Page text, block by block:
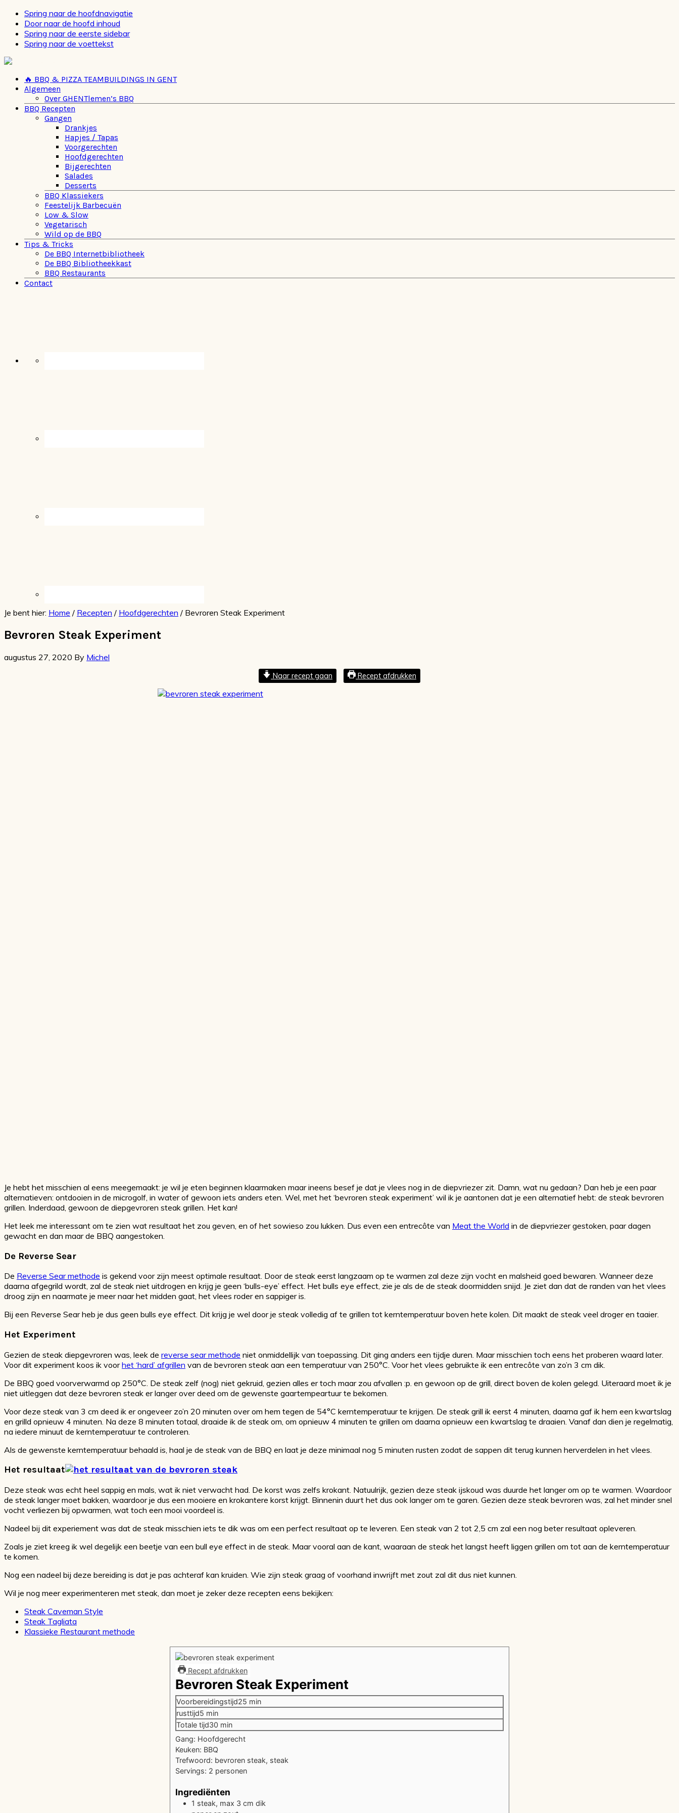
Spring naar de hoofdnavigatie
Door naar de hoofd inhoud
Spring naar de eerste sidebar
Spring naar de voettekst
🔥 BBQ & PIZZA TEAMBUILDINGS IN GENT
Algemeen
Over GHENTlemen’s BBQ
BBQ Recepten
Gangen
Drankjes
Hapjes / Tapas
Voorgerechten
Hoofdgerechten
Bijgerechten
Salades
Desserts
BBQ Klassiekers
Feestelijk Barbecuën
Low & Slow
Vegetarisch
Wild op de BBQ
Tips & Tricks
De BBQ Internetbibliotheek
De BBQ Bibliotheekkast
BBQ Restaurants
Contact
Je bent hier: Home / Recepten / Hoofdgerechten / Bevroren Steak Experiment
Bevroren Steak Experiment
augustus 27, 2020 By Michel
Naar recept gaan Recept afdrukken
Je hebt het misschien al eens meegemaakt: je wil je eten beginnen klaarmaken maar ineens besef je dat je vlees nog in de diepvriezer zit. Damn, wat nu gedaan? Dan heb je een paar
alternatieven: ontdooien in de microgolf, in water of gewoon iets anders eten. Wel, met het ‘bevroren steak experiment’ wil ik je aantonen dat je een alternatief hebt: de steak bevroren
grillen. Inderdaad, gewoon de diepgevroren steak grillen. Het kan!
Het leek me interessant om te zien wat resultaat het zou geven, en of het sowieso zou lukken. Dus even een entrecôte van Meat the World in de diepvriezer gestoken, paar dagen
gewacht en dan maar de BBQ aangestoken.
De Reverse Sear
De Reverse Sear methode is gekend voor zijn meest optimale resultaat. Door de steak eerst langzaam op te warmen zal deze zijn vocht en malsheid goed bewaren. Wanneer deze
daarna afgegrild wordt, zal de steak niet uitdrogen en krijg je geen ‘bulls-eye’ effect. Het bulls eye effect, zie je als de de steak doormidden snijd. Je ziet dan dat de randen van het vlees
droog zijn en naarmate je meer naar het midden gaat, het vlees roder en sappiger is.
Bij een Reverse Sear heb je dus geen bulls eye effect. Dit krijg je wel door je steak volledig af te grillen tot kerntemperatuur boven hete kolen. Dit maakt de steak veel droger en taaier.
Het Experiment
Gezien de steak diepgevroren was, leek de reverse sear methode niet onmiddellijk van toepassing. Dit ging anders een tijdje duren. Maar misschien toch eens het proberen waard later.
Voor dit experiment koos ik voorhet ‘hard’ afgrillen van de bevroren steak aan een temperatuur van 250°C. Voor het vlees gebruikte ik een entrecôte van zo’n 3 cm dik.
De BBQ goed voorverwarmd op 250°C. De steak zelf (nog) niet gekruid, gezien alles er toch maar zou afvallen :p. en gewoon op de grill, direct boven de kolen gelegd. Uiteraard moet ik je
niet uitleggen dat deze bevroren steak er langer over deed om de gewenste gaartempeartuur te bekomen.
Voor deze steak van 3 cm deed ik er ongeveer zo’n 20 minuten over om hem tegen de 54°C kerntemperatuur te krijgen. De steak grill ik eerst 4 minuten, daarna gaf ik hem een kwartslag
en grilld opnieuw 4 minuten. Na deze 8 minuten totaal, draaide ik de steak om, om opnieuw 4 minuten te grillen om daarna opnieuw een kwartslag te draaien. Vanaf dan dien je regelmatig,
na iedere minuut de kerntemperatuur te controleren.
Als de gewenste kerntemperatuur behaald is, haal je de steak van de BBQ en laat je deze minimaal nog 5 minuten rusten zodat de sappen dit terug kunnen herverdelen in het vlees.
Het resultaat
Deze steak was echt heel sappig en mals, wat ik niet verwacht had. De korst was zelfs krokant. Natuulrijk, gezien deze steak ijskoud was duurde het langer om op te warmen. Waardoor
de steak langer moet bakken, waardoor je dus een mooiere en krokantere korst krijgt. Binnenin duurt het dus ook langer om te garen. Gezien deze steak bevroren was, zal het minder snel
vocht verliezen bij opwarmen, wat toch een mooi voordeel is.
Nadeel bij dit experiement was dat de steak misschien iets te dik was om een perfect resultaat op te leveren. Een steak van 2 tot 2,5 cm zal een nog beter resultaat opleveren.
Zoals je ziet kreeg ik wel degelijk een beetje van een bull eye effect in de steak. Maar vooral aan de kant, waaraan de steak het langst heeft liggen grillen om tot aan de kerntemperatuur
te komen.
Nog een nadeel bij deze bereiding is dat je pas achteraf kan kruiden. Wie zijn steak graag of voorhand inwrijft met zout zal dit dus niet kunnen.
Wil je nog meer experimenteren met steak, dan moet je zeker deze recepten eens bekijken:
Steak Caveman Style
Steak Tagliata
Klassieke Restaurant methode
Recept afdrukken
Bevroren Steak Experiment
Voorbereidingstijd25 minuten
min
rusttijd5 minuten
min
Totale tijd30 minuten
min
Gang: Hoofdgerecht
Keuken: BBQ
Trefwoord: bevroren steak, steak
Servings: 2 personen
Ingrediënten
1 steak, max 3 cm dik